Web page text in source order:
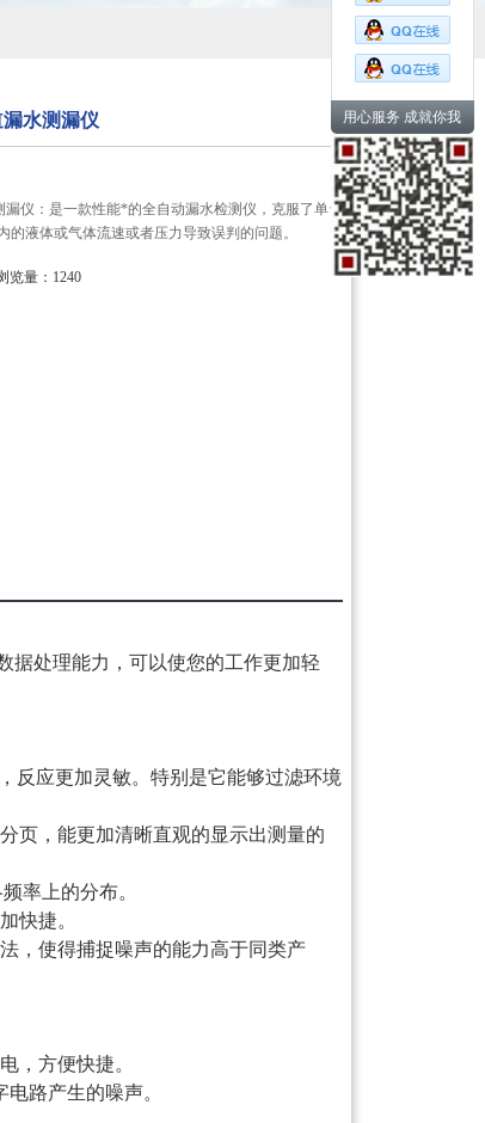
水测漏仪
漏仪：是一款性能*的全自动漏水检测仪，克服了单台
的液体或气体流速或者压力导致误判的问题。
览量：1240
据处理能力，可以使您的工作更加轻
反应更加灵敏。特别是它能够过滤环境
页，能更加清晰直观的显示出测量的
率上的分布。
快捷。
，使得捕捉噪声的能力高于同类产
，方便快捷。
电路产生的噪声。
用心服务 成就你我